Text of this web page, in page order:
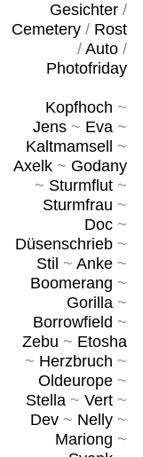
Gesichter/
Cemetery/ Rost
/ Auto/
Photofriday
Kopfhoch ~
Jens~ Eva~
Kaltmamsell
~
Axelk~ Godany
~ Sturmflut~
Sturmfrau ~
Doc~
Düsenschrieb~
Stil ~ Anke~
Boomerang ~
Gorilla~
Borrowfield ~
Zebu ~ Etosha
~ Herzbruch ~
Oldeurope~
Stella~ Vert~
Dev~ Nelly~
Mariong ~